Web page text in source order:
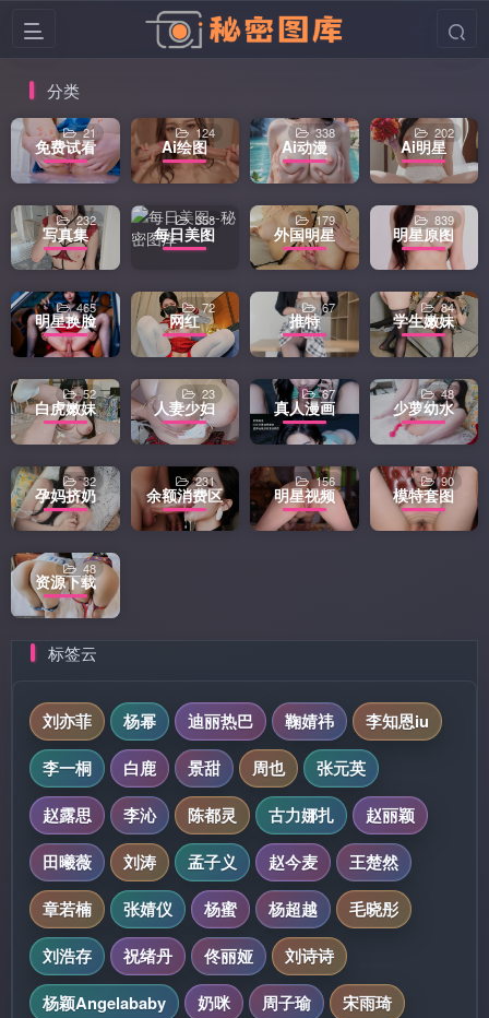
分类
免费试看
21
Ai绘图
124
Ai动漫
338
Ai明星
202
写真集
232
每日美图
358
外国明星
179
明星原图
839
明星换脸
465
网红
72
推特
67
学生嫩妹
84
白虎嫩妹
52
人妻少妇
23
真人漫画
67
少萝幼水
48
孕妈挤奶
32
余额消费区
231
明星视频
156
模特套图
90
资源下载
48
标签云
刘亦菲 杨幂 迪丽热巴 鞠婧祎
李知恩iu
李一桐
白鹿 景甜 周也
张元英
赵露思
李沁 陈都灵 古力娜扎
赵丽颖
田曦薇
刘涛 孟子义 赵今麦
王楚然
章若楠
张婧仪 杨蜜 杨超越
毛晓彤
刘浩存
祝绪丹 佟丽娅
刘诗诗
杨颖Angelababy
奶咪 周子瑜
宋雨琦